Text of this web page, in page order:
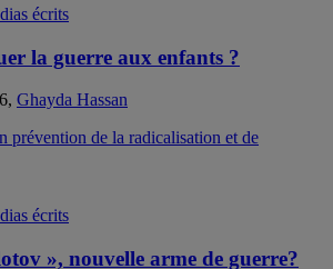
écrits
la guerre aux enfants ?
Ghayda Hassan
écrits
», nouvelle arme de guerre?